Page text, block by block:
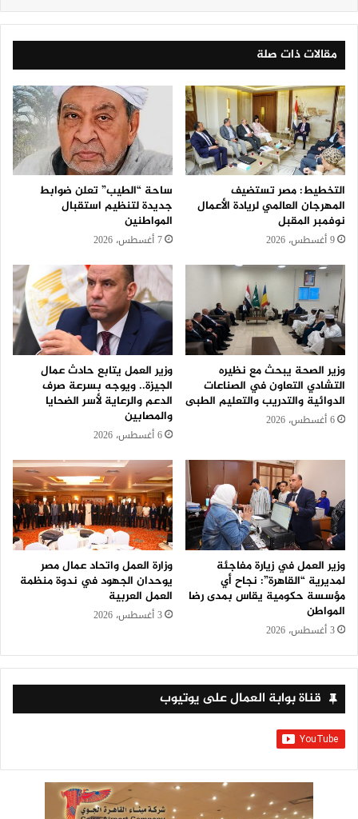
مقالات ذات صلة
التخطيط: مصر تستضيف
المهرجان العالمي لريادة الأعمال
نوفمبر المقبل
9 أغسطس، 2026
ساحة “الطيب” تعلن ضوابط
جديدة لتنظيم استقبال
المواطنين
7 أغسطس، 2026
وزير الصحة يبحث مع نظيره
التشادي التعاون في الصناعات
الدوائية والتدريب والتعليم الطبى
6 أغسطس، 2026
وزير العمل يتابع حادث عمال
الجيزة.. ويوجه بسرعة صرف
الدعم والرعاية لأسر الضحايا
والمصابين
6 أغسطس، 2026
وزير العمل في زيارة مفاجئة
لمديرية “القاهرة”: نجاح أي
مؤسسة حكومية يقاس بمدى رضا
المواطن
3 أغسطس، 2026
وزارة العمل واتحاد عمال مصر
يوحدان الجهود في ندوة منظمة
العمل العربية
3 أغسطس، 2026
قناة بوابة العمال على يوتيوب